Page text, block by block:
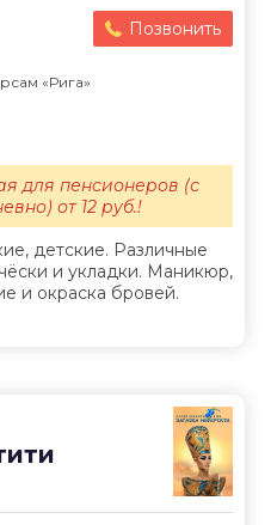
Позвонить
«Рига»
детские. Различные
и укладки. Маникюр,
и окраска бровей.
для пенсионеров (с
от 12 руб.!